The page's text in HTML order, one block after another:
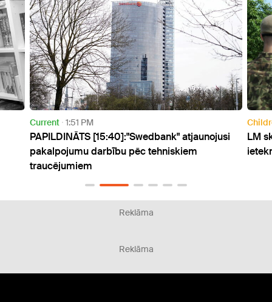
Children
LM skaidro, kā valsts aizsardzības dienests
ietekmē daudzbērnu ģimeņu atbalstu
Reklāma
Reklāma